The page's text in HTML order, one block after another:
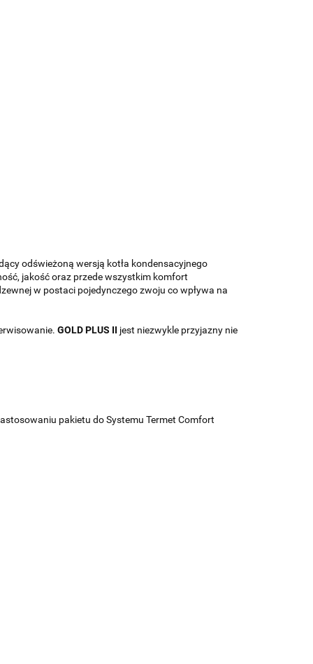
odświeżoną wersją kotła kondensacyjnego
jakość oraz przede wszystkim komfort
w postaci pojedynczego zwoju co wpływa na
GOLD PLUS II jest niezwykle przyjazny nie
pakietu do Systemu Termet Comfort